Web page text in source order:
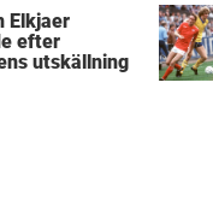
Elkjaer
efter
utskällning